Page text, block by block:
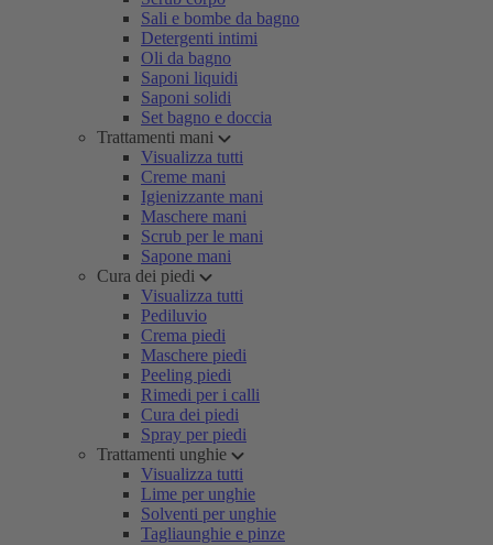
Sali e bombe da bagno
Detergenti intimi
Oli da bagno
Saponi liquidi
Saponi solidi
Set bagno e doccia
Trattamenti mani
Visualizza tutti
Creme mani
Igienizzante mani
Maschere mani
Scrub per le mani
Sapone mani
Cura dei piedi
Visualizza tutti
Pediluvio
Crema piedi
Maschere piedi
Peeling piedi
Rimedi per i calli
Cura dei piedi
Spray per piedi
Trattamenti unghie
Visualizza tutti
Lime per unghie
Solventi per unghie
Tagliaunghie e pinze